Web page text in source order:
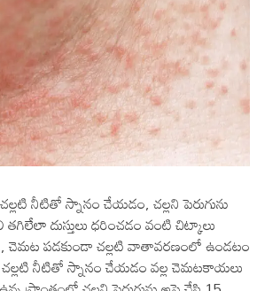
నీటితో స్నానం చేయడం, చల్లని పెరుగును
దుస్తులు ధరించడం వంటి చిట్కాలు
పడకుండా చల్లటి వాతావరణంలో ఉండటం
చల్లటి నీటితో స్నానం చేయడం వల్ల చెమటకాయలు